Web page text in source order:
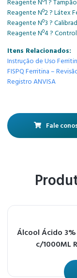
Reagente Nº1 ?
Reagente Nº2 ? Látex
Reagente Nº3 ?
Reagente Nº4 ?
Itens Relacionados:
Instrução de Uso
FISPQ Ferritina –
Registro ANVISA
Fale
Álcool Ácido
c/1000ML